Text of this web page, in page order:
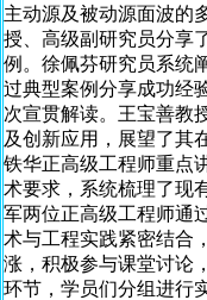
主动源及被动源面波的
授、高级副研究员分享
例。徐佩芬研究员系统
过典型案例分享成功经
次宣贯解读。王宝善教
及创新应用，展望了其
铁华正高级工程师重点
术要求，系统梳理了现
军两位正高级工程师通
术与工程实践紧密结合
涨，积极参与课堂讨论
环节，学员们分组进行